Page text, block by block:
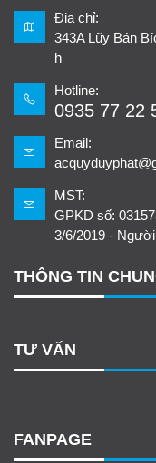
Địa chỉ:
343A Lũy Bán
h
Hotline:
0935 77 22
Email:
MST:
GPKD số:
3/6/2019 -
THÔNG TIN
TƯ VẤN
FANPAGE